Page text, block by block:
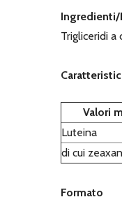
Ingredienti/
Trigliceridi
Valori
Luteina
di cui
Formato